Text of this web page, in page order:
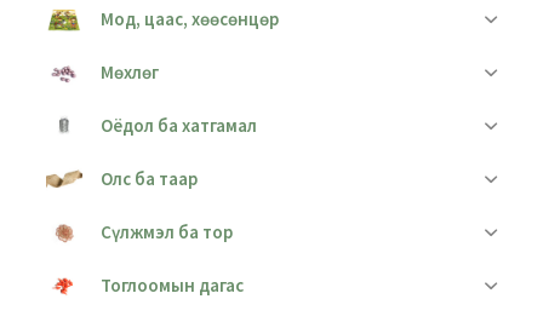
Мод, цаас, хөөсөнцөр
Мөхлөг
Оёдол ба хатгамал
Олс ба таар
Сүлжмэл ба тор
Тоглоомын дагас